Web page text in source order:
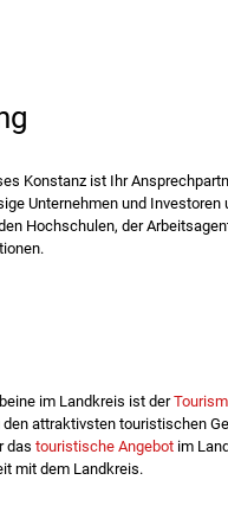
Konstanz ist Ihr
Unternehmen und
Hochschulen, der
im Landkreis ist der
attraktivsten touristischen
das touristische Angebotim
mit dem Landkreis.